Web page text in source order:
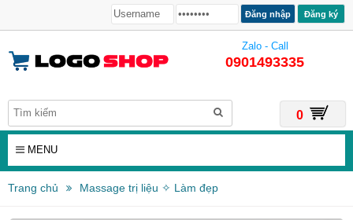
Đăng ký
Zalo - Call
0901493335
0
MENU
Trang chủ Massage trị liệu ✧ Làm đẹp